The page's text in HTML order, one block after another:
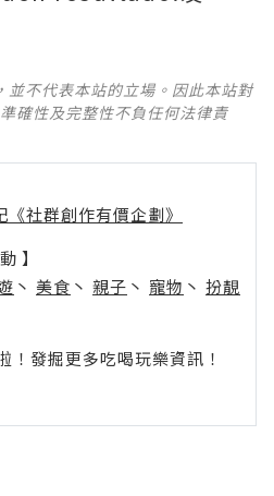
並不代表本站的立場。因此本站對
確性及完整性不負任何法律責
《社群創作有價企劃》
】
丶 美食 丶 親子 丶 寵物 丶 扮靚
發掘更多吃喝玩樂資訊！